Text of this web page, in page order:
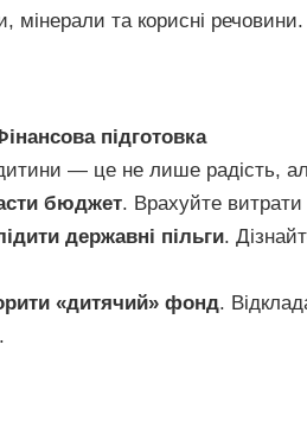
мінерали та корисні речовини.
підготовка
— це не лише радість,
бюджет. Врахуйте витрати
державні пільги.
«дитячий» фонд.